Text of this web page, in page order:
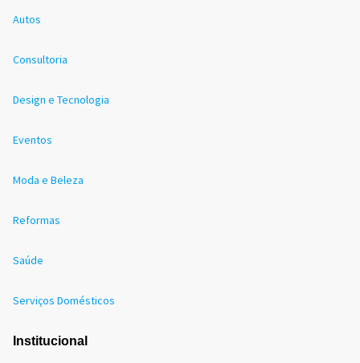
Autos
Consultoria
Design e Tecnologia
Eventos
Moda e Beleza
Reformas
Saúde
Serviços Domésticos
Institucional